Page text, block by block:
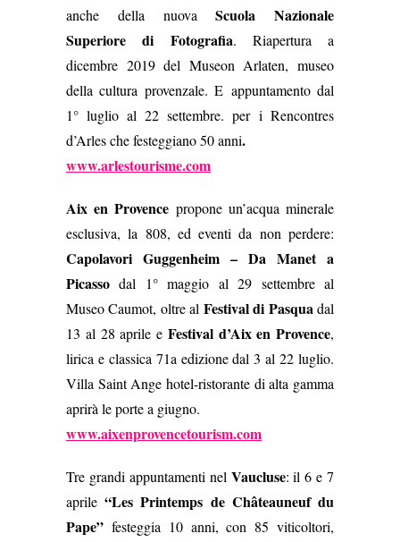
anche della nuovaScuola Nazionale
Superiore di Fotografia. Riapertura a
dicembre 2019 del Museon Arlaten, museo
della cultura provenzale. E appuntamento dal
1° luglio al 22 settembre. per i Rencontres
d’Arles che festeggiano 50 anni.
www.arlestourisme.com
Aix en Provence propone un’acqua minerale
esclusiva, la 808, ed eventi da non perdere:
Capolavori Guggenheim – Da Manet a
Picasso dal 1° maggio al 29 settembre al
Museo Caumot, oltre al Festival di Pasqua dal
13 al 28 aprile e Festival d’Aix en Provence,
lirica e classica 71a edizione dal 3 al 22 luglio.
Villa Saint Ange hotel-ristorante di alta gamma
aprirà le porte a giugno.
www.aixenprovencetourism.com
Tre grandi appuntamenti nelVaucluse: il 6 e 7
aprile“Les Printemps de Châteauneuf du
Pape” festeggia 10 anni, con 85 viticoltori,